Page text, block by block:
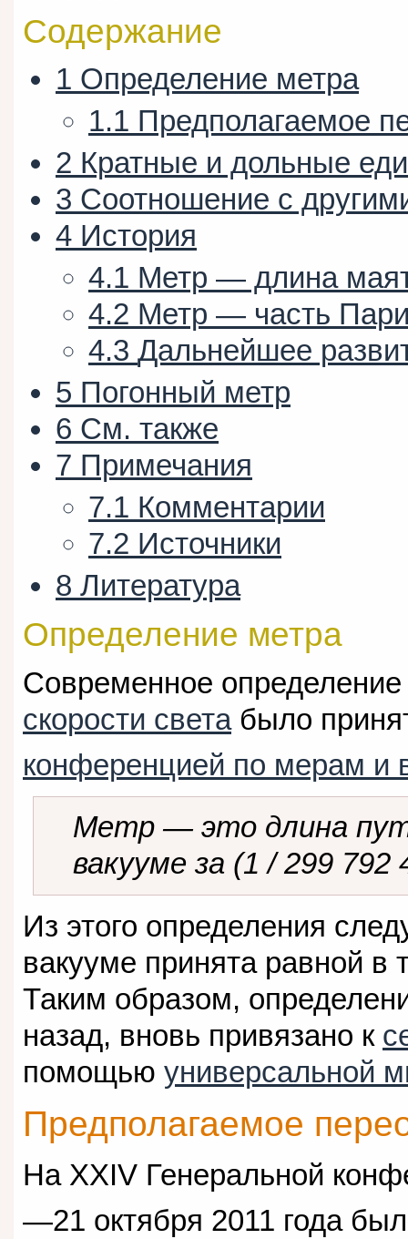
Содержание
1 Определение метра
1.1 Предполагаемое
2 Кратные и дольные
3 Соотношение с
4 История
4.1 Метр — длина
4.2 Метр — часть
4.3 Дальнейшее
5 Погонный метр
6 См. также
7 Примечания
7.1 Комментарии
7.2 Источники
8 Литература
Определение метра
Современное
скорости светабыло
конференцией по мерам и
Метр — это длина
вакууме за (1 / 299 792
Из этого определения
вакууме принята равной в
Таким образом,
назад, вновь привязано к
помощью универсальной
Предполагаемое
На XXIV Генеральной
—21 октября 2011 года